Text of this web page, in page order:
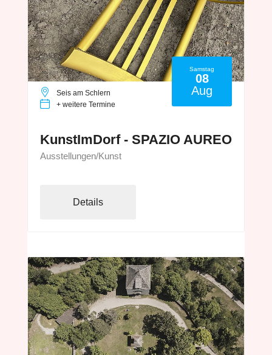
Samstag
08
Aug
Seis am Schlern
+ weitere Termine
KunstImDorf - SPAZIO AUREO
Ausstellungen/Kunst
Details